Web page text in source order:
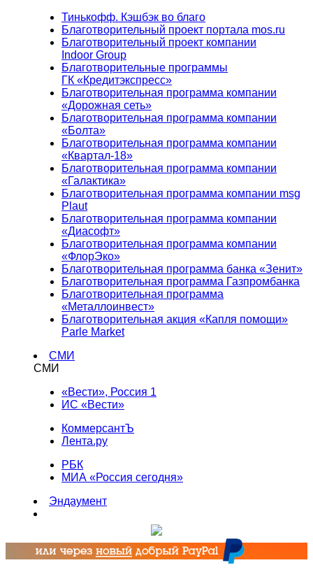
Тинькофф. Кэшбэк во благо
Благотворительный проект портала mos.ru
Благотворительный проект компании
Indoor Group
Благотворительные программы
ГК «Кредитэкспресс»
Благотворительная программа компании
«Дорожная сеть»
Благотворительная программа компании
«Болта»
Благотворительная программа компании
«Квартал-18»
Благотворительная программа компании
«Галактика»
Благотворительная программа компании msg
Plaut
Благотворительная программа компании
«Диасофт»
Благотворительная программа компании
«ФлорЭко»
Благотворительная программа банка «Зенит»
Благотворительная программа Газпромбанка
Благотворительная программа
«Металлоинвест»
Благотворительная акция «Капля помощи»
Parle Market
СМИ
СМИ
«Вести», Россия 1
ИС «Вести»
КоммерсантЪ
Лента.ру
РБК
МИА «Россия сегодня»
Эндаумент